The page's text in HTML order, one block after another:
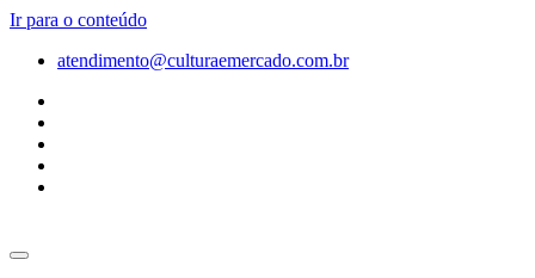
Ir para o conteúdo
atendimento@culturaemercado.com.br